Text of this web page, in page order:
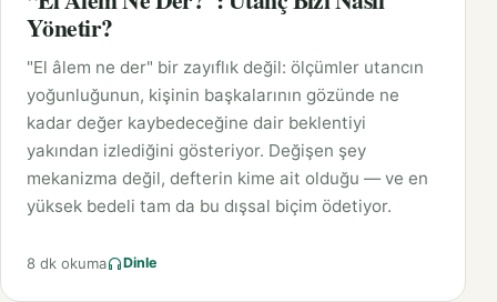
Yönetir?
"El âlem ne der" bir zayıflık değil: ölçümler utancın
yoğunluğunun, kişinin başkalarının gözünde ne
kadar değer kaybedeceğine dair beklentiyi
yakından izlediğini gösteriyor. Değişen şey
mekanizma değil, defterin kime ait olduğu — ve en
yüksek bedeli tam da bu dışsal biçim ödetiyor.
8 dk okuma Dinle